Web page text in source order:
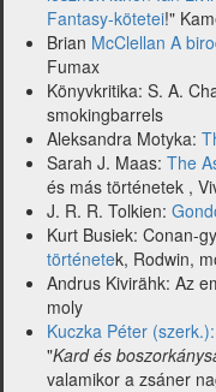
Fantasy-kötetei!"
Brian McClellan A
Fumax
Könyvkritika: S. A.
smokingbarrels
Aleksandra Motyka:
Sarah J. Maas: The
és más történetek ,
J. R. R. Tolkien:
Kurt Busiek: Conan-
történetek, Rodwin,
Andrus Kivirähk: Az
moly
Kuczka Péter
"Kard és
valamikor a zsáner